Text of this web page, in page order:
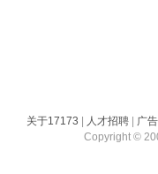
关于17173 人才招聘
广
Copyright ©